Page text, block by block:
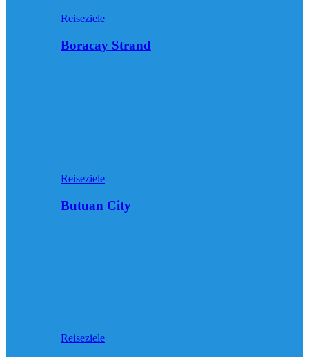
Reiseziele
Boracay Strand
Reiseziele
Butuan City
Reiseziele